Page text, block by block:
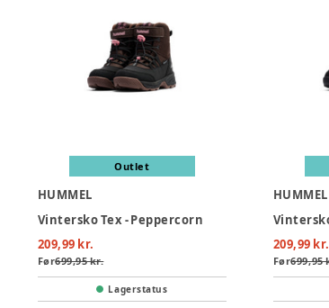
Outlet
HUMMEL
Vintersko Tex - Peppercorn
209,99 kr.
Før699,95 kr.
Lagerstatus
HUMMEL
209,99 kr.
Før699,95